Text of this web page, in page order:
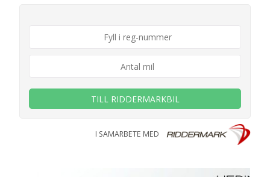
TILL RIDDERMARKBIL
I SAMARBETE MED